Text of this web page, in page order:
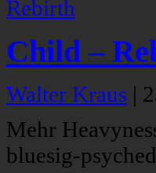
Child –
Walter Kraus |
Mehr
bluesig-